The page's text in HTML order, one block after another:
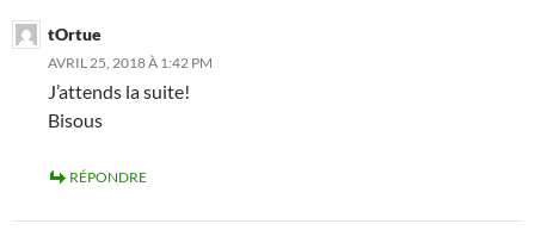
tOrtue
AVRIL 25, 2018 À 1:42 PM
J’attends la suite!
Bisous
RÉPONDRE